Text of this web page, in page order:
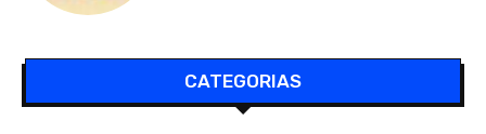
CATEGORIAS